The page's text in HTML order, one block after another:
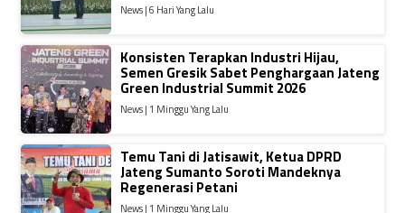
News | 6 Hari Yang Lalu
Konsisten Terapkan Industri Hijau,
Semen Gresik Sabet Penghargaan Jateng
Green Industrial Summit 2026
News | 1 Minggu Yang Lalu
Temu Tani di Jatisawit, Ketua DPRD
Jateng Sumanto Soroti Mandeknya
Regenerasi Petani
News | 1 Minggu Yang Lalu